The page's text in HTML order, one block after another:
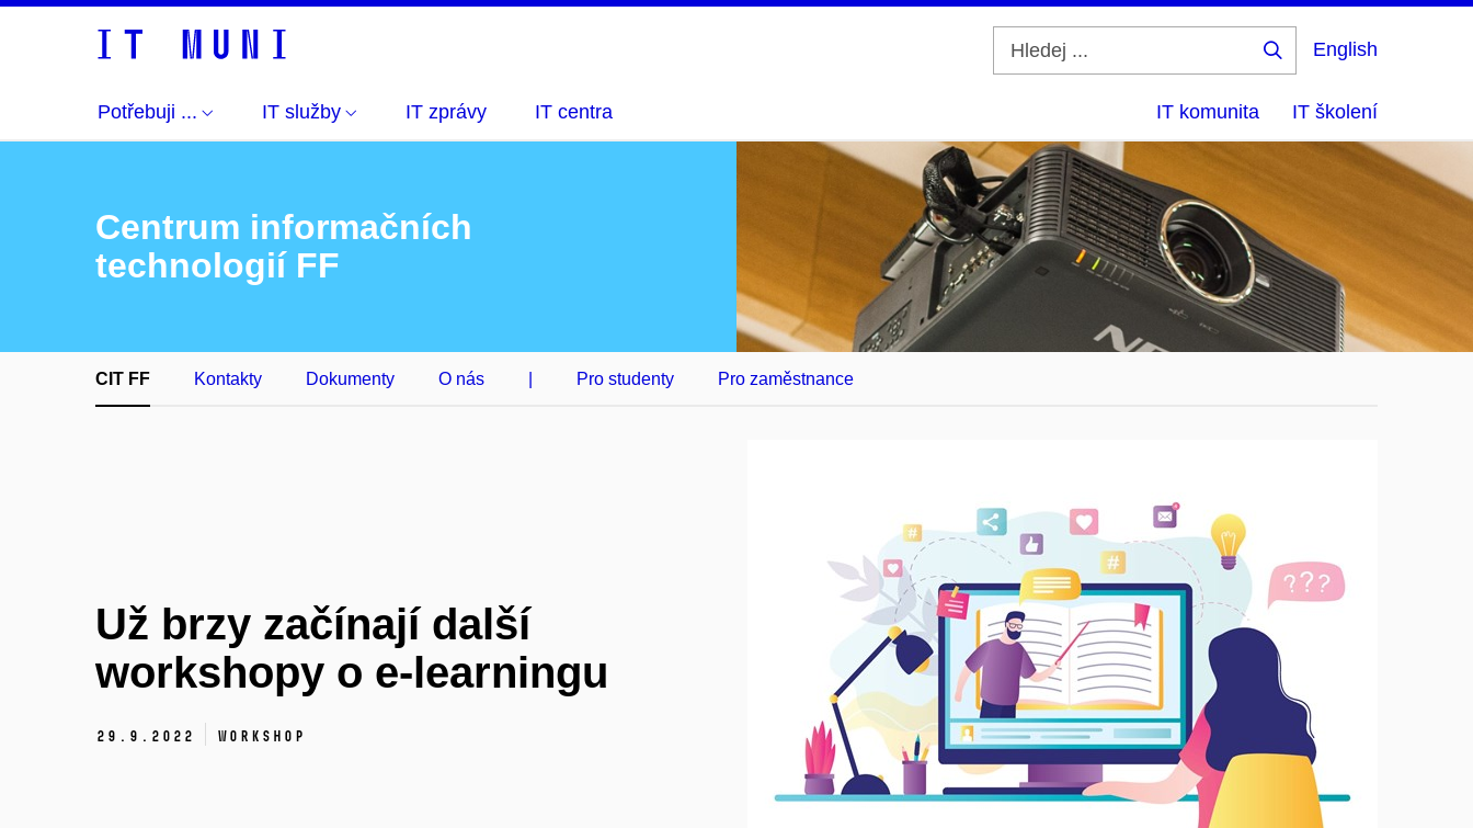
English
Potřebuji ... IT služby IT zprávy IT centra IT komunita IT školení
Centrum informačních
technologií FF
CIT FF Kontakty Dokumenty O nás Pro studenty Pro zaměstnance
Už brzy začínají další
workshopy o e-learningu
29. 9. 2022 Workshop